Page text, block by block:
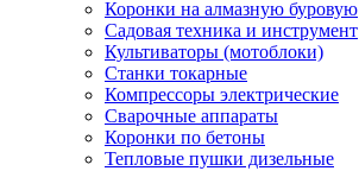
Коронки на алмазную буровую
Садовая техника и инструмент
Культиваторы (мотоблоки)
Станки токарные
Компрессоры электрические
Сварочные аппараты
Коронки по бетоны
Тепловые пушки дизельные